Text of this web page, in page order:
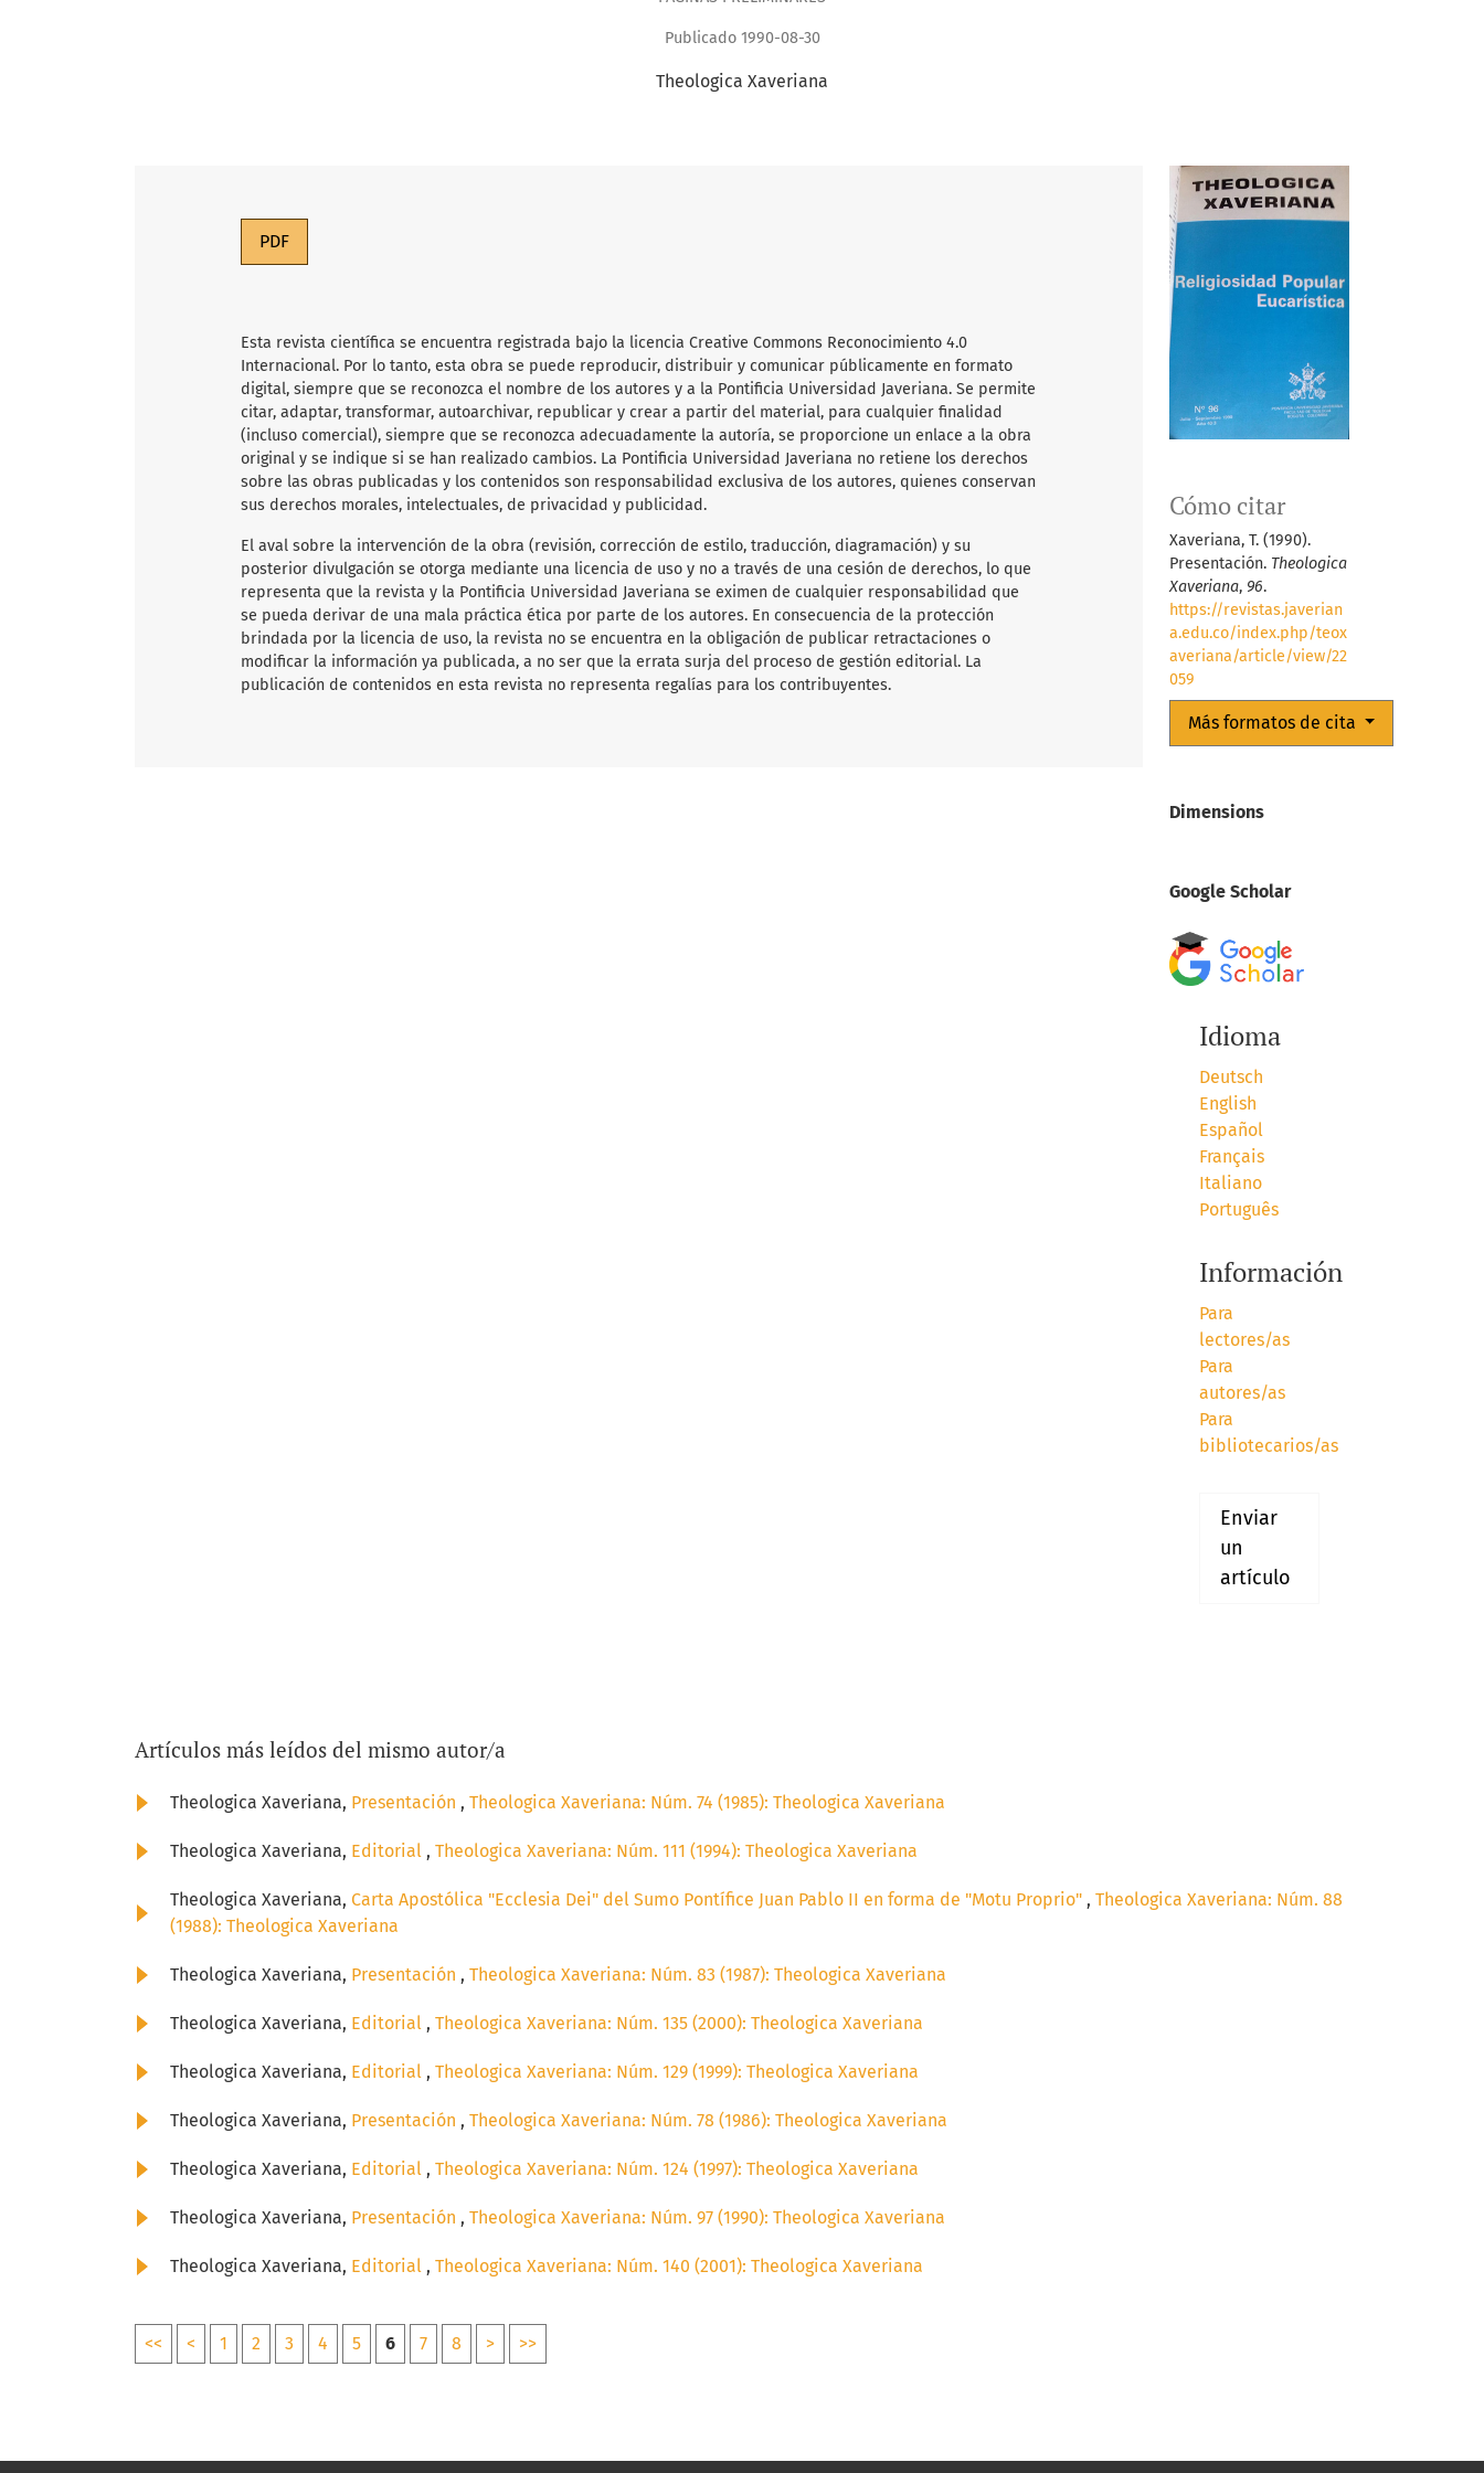
Publicado 1990-08-30
Theologica Xaveriana
Cómo citar
Xaveriana, T. (1990).
Presentación. Theologica
Xaveriana, 96.
https://revistas.javerian
a.edu.co/index.php/teox
averiana/article/view/22
059
Más formatos de cita
Dimensions
Google Scholar
Idioma
Deutsch
English
Español
Français
Italiano
Português
Información
Para
lectores/as
Para
autores/as
Para
bibliotecarios/as
Enviar
un
artículo
PDF
Esta revista científica se encuentra registrada bajo la licencia Creative Commons Reconocimiento 4.0
Internacional. Por lo tanto, esta obra se puede reproducir, distribuir y comunicar públicamente en formato
digital, siempre que se reconozca el nombre de los autores y a la Pontificia Universidad Javeriana. Se permite
citar, adaptar, transformar, autoarchivar, republicar y crear a partir del material, para cualquier finalidad
(incluso comercial), siempre que se reconozca adecuadamente la autoría, se proporcione un enlace a la obra
original y se indique si se han realizado cambios. La Pontificia Universidad Javeriana no retiene los derechos
sobre las obras publicadas y los contenidos son responsabilidad exclusiva de los autores, quienes conservan
sus derechos morales, intelectuales, de privacidad y publicidad.
El aval sobre la intervención de la obra (revisión, corrección de estilo, traducción, diagramación) y su
posterior divulgación se otorga mediante una licencia de uso y no a través de una cesión de derechos, lo que
representa que la revista y la Pontificia Universidad Javeriana se eximen de cualquier responsabilidad que
se pueda derivar de una mala práctica ética por parte de los autores. En consecuencia de la protección
brindada por la licencia de uso, la revista no se encuentra en la obligación de publicar retractaciones o
modificar la información ya publicada, a no ser que la errata surja del proceso de gestión editorial. La
publicación de contenidos en esta revista no representa regalías para los contribuyentes.
Artículos más leídos del mismo autor/a
Theologica Xaveriana, Presentación , Theologica Xaveriana: Núm. 74 (1985): Theologica Xaveriana
Theologica Xaveriana, Editorial , Theologica Xaveriana: Núm. 111 (1994): Theologica Xaveriana
Theologica Xaveriana, Carta Apostólica "Ecclesia Dei" del Sumo Pontífice Juan Pablo II en forma de "Motu Proprio" , Theologica Xaveriana: Núm. 88
(1988): Theologica Xaveriana
Theologica Xaveriana, Presentación , Theologica Xaveriana: Núm. 83 (1987): Theologica Xaveriana
Theologica Xaveriana, Editorial , Theologica Xaveriana: Núm. 135 (2000): Theologica Xaveriana
Theologica Xaveriana, Editorial , Theologica Xaveriana: Núm. 129 (1999): Theologica Xaveriana
Theologica Xaveriana, Presentación , Theologica Xaveriana: Núm. 78 (1986): Theologica Xaveriana
Theologica Xaveriana, Editorial , Theologica Xaveriana: Núm. 124 (1997): Theologica Xaveriana
Theologica Xaveriana, Presentación , Theologica Xaveriana: Núm. 97 (1990): Theologica Xaveriana
Theologica Xaveriana, Editorial , Theologica Xaveriana: Núm. 140 (2001): Theologica Xaveriana
<< < 1 2 3 4 5 6 7 8 > >>